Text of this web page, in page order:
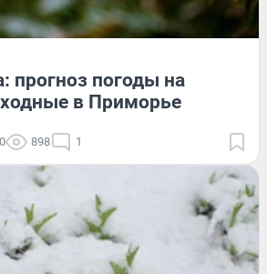
прогноз погоды на
в Приморье
898 1